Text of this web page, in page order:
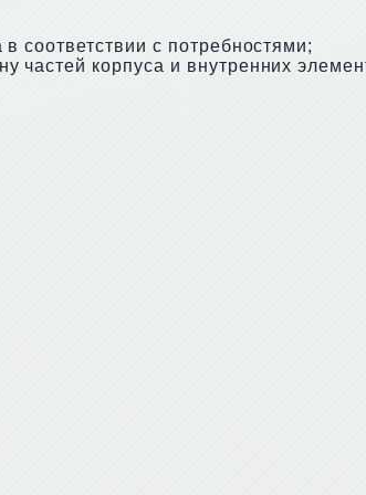
соответствии с потребностями;
частей корпуса и внутренних